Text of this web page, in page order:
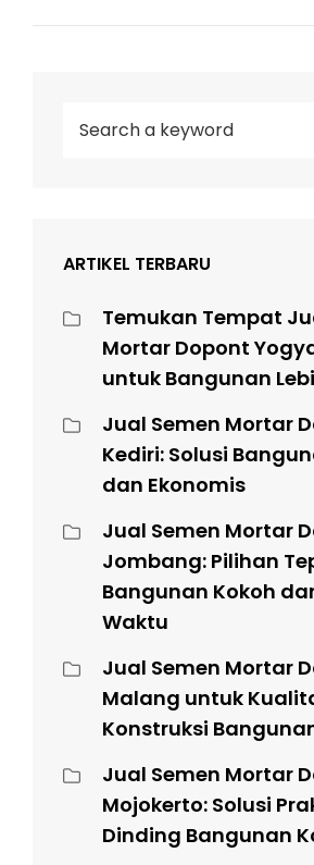
ARTIKEL TERBARU
Temukan Tempat
Mortar Dopont
untuk Bangunan
Jual Semen Mortar
Kediri: Solusi
dan Ekonomis
Jual Semen Mortar
Jombang: Pilihan
Bangunan Kokoh
Waktu
Jual Semen Mortar
Malang untuk
Konstruksi
Jual Semen Mortar
Mojokerto: Solusi
Dinding Bangunan